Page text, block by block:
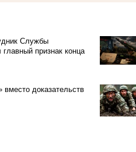
Службы
признак конца
вместо доказательств